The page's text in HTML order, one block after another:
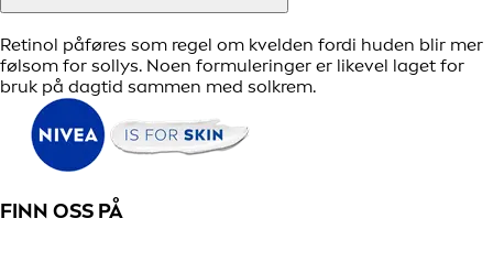
Retinol påføres som regel om kvelden fordi huden blir mer
følsom for sollys. Noen formuleringer er likevel laget for
bruk på dagtid sammen med solkrem.
FINN OSS PÅ